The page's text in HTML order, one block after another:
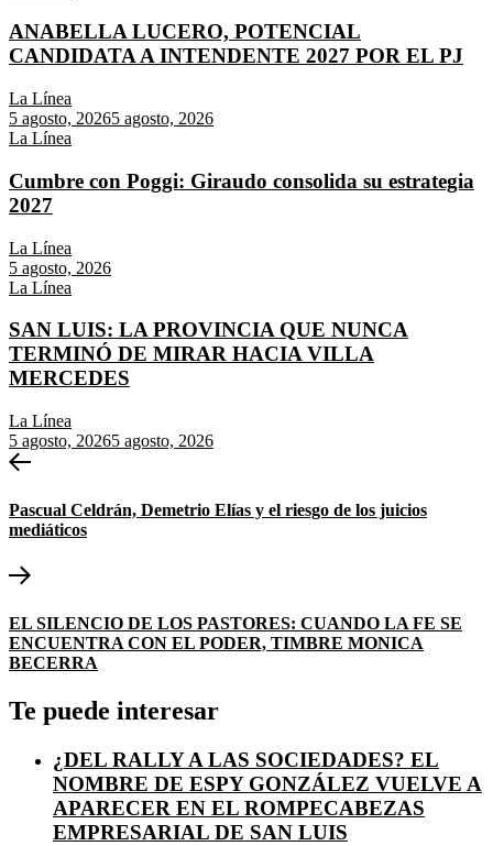
ANABELLA LUCERO, POTENCIAL
CANDIDATA A INTENDENTE 2027 POR EL PJ
La Línea
5 agosto, 20265 agosto, 2026
La Línea
Cumbre con Poggi: Giraudo consolida su estrategia
2027
La Línea
5 agosto, 2026
La Línea
SAN LUIS: LA PROVINCIA QUE NUNCA
TERMINÓ DE MIRAR HACIA VILLA
MERCEDES
La Línea
5 agosto, 20265 agosto, 2026
Navegación
entradas
Entrada
Pascual Celdrán, Demetrio Elías y el riesgo de los juicios
mediáticos
Entrada
EL SILENCIO DE LOS PASTORES: CUANDO LA FE SE
ENCUENTRA CON EL PODER, TIMBRE MONICA
BECERRA
Te puede interesar
¿DEL RALLY A LAS SOCIEDADES? EL
NOMBRE DE ESPY GONZÁLEZ VUELVE A
APARECER EN EL ROMPECABEZAS
EMPRESARIAL DE SAN LUIS